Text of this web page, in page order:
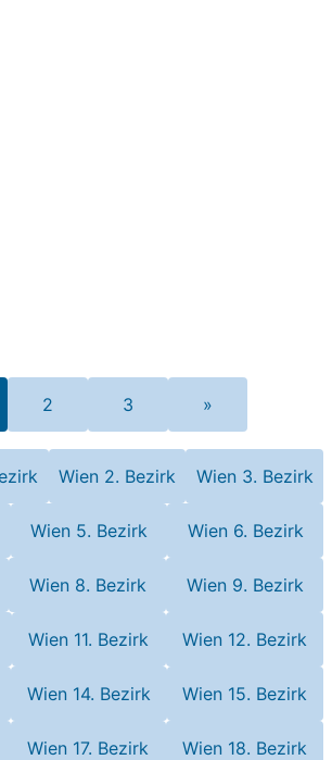
2 3 »
Wien 2. Bezirk Wien 3. Bezirk
Wien 5. Bezirk Wien 6. Bezirk
Wien 8. Bezirk Wien 9. Bezirk
Wien 11. Bezirk Wien 12. Bezirk
Wien 14. Bezirk Wien 15. Bezirk
Wien 17. Bezirk Wien 18. Bezirk